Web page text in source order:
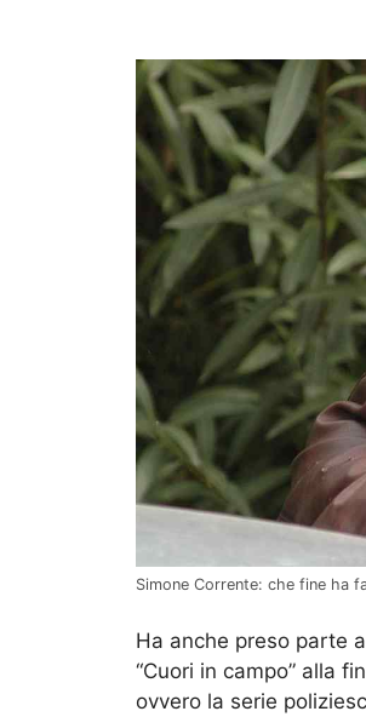
Simone Corrente: che fine ha
Ha anche preso parte
“Cuori in campo” alla
ovvero la serie